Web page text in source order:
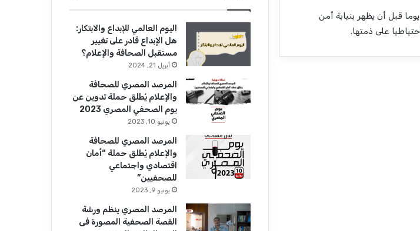
وفي 16 سبتمبر 2024، جرى إلقاء القبض على “بيومي” مرة أخرى واخفائه لمدة 47 يوما قبل أن يظهر بنيابة أمن
اليوم العالمي للإبداع والابتكار:
هل الإبداع قادر على تغيير
مستقبل الصحافة والإعلام؟
أبريل 21, 2024
المرصد المصري للصحافة
والإعلام يُطلق حملة تدوين عن
يوم الصحفي المصري 2023
يونيو 10, 2023
المرصد المصري للصحافة
والإعلام يُطلق حملة “أمان
اقتصادي واجتماعي
للصحفيين”
يونيو 9, 2023
المرصد المصري ينظم ورشة
القصة الصحفية المصورة فى